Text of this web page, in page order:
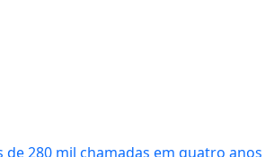
de 280 mil chamadas em quatro anos